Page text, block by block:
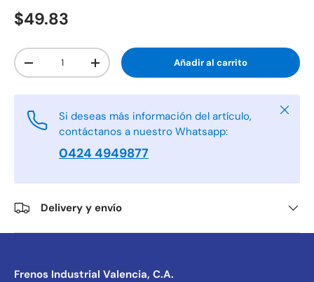
$49.83
Cant.
-
+ Añadir al carrito
Si deseas más información del artículo,
contáctanos a nuestro Whatsapp:
0424 4949877
Cerrar
Delivery y envío
Frenos Industrial Valencia, C.A.